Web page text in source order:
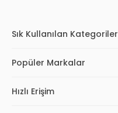
Sık Kullanılan Kategoriler
Popüler Markalar
Hızlı Erişim